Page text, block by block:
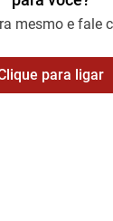
mesmo e fale
para ligar